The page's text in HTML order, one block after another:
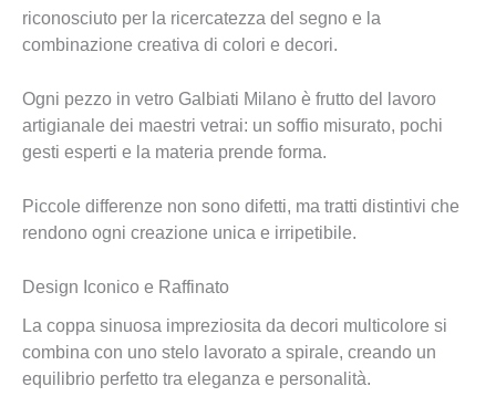
riconosciuto per la ricercatezza del segno e la
combinazione creativa di colori e decori.
Ogni pezzo in vetro Galbiati Milano è frutto del lavoro
artigianale dei maestri vetrai: un soffio misurato, pochi
gesti esperti e la materia prende forma.
Piccole differenze non sono difetti, ma tratti distintivi che
rendono ogni creazione unica e irripetibile.
Design Iconico e Raffinato
La coppa sinuosa impreziosita da decori multicolore si
combina con uno stelo lavorato a spirale, creando un
equilibrio perfetto tra eleganza e personalità.